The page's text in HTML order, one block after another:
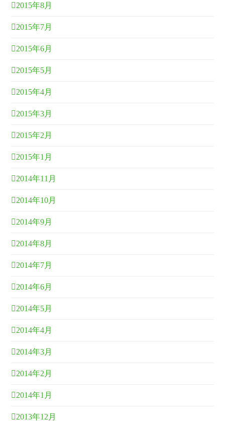
2015年8月
2015年7月
2015年6月
2015年5月
2015年4月
2015年3月
2015年2月
2015年1月
2014年11月
2014年10月
2014年9月
2014年8月
2014年7月
2014年6月
2014年5月
2014年4月
2014年3月
2014年2月
2014年1月
2013年12月